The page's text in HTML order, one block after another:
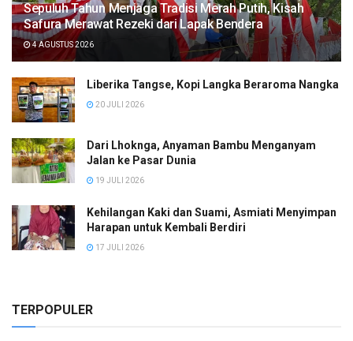
Sepuluh Tahun Menjaga Tradisi Merah Putih, Kisah
Safura Merawat Rezeki dari Lapak Bendera
4 AGUSTUS 2026
Liberika Tangse, Kopi Langka Beraroma Nangka
20 JULI 2026
Dari Lhoknga, Anyaman Bambu Menganyam
Jalan ke Pasar Dunia
19 JULI 2026
Kehilangan Kaki dan Suami, Asmiati Menyimpan
Harapan untuk Kembali Berdiri
17 JULI 2026
TERPOPULER